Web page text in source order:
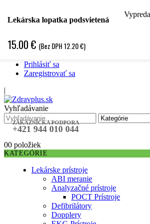
Hľadať podľa špecializácie
Špecifická objednávka
Prihlásiť sa
Zaregistrovať sa
|
Vyhľadávanie
ZÁKAZNÍCKA PODPORA
+421 944 010 044
00 položiek
KATEGÓRIE
Lekárske prístroje
ABI meranie
Analyzačné prístroje
POCT Prístroje
Defibrilátory
Dopplery
Lekárska lopatka podsvietená
15.00€ (Bez DPH12.20€)